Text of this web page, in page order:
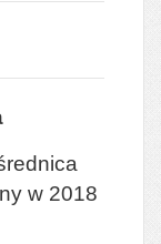
w 2018